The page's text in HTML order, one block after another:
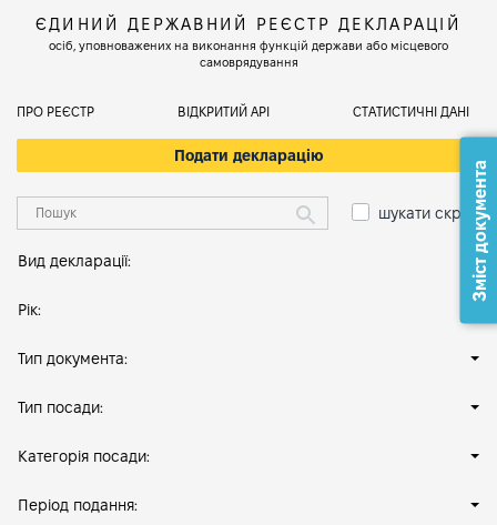
ЄДИНИЙ ДЕРЖАВНИЙ РЕЄСТР ДЕКЛАРАЦІЙ
осіб, уповноважених на виконання функцій держави або місцевого
самоврядування
ПРО РЕЄСТР ВІДКРИТИЙ АРІ СТАТИСТИЧНІ ДАНІ
Подати декларацію
шукати скрізь
Вид декларації:
Рік:
Тип документа:
Тип посади:
Категорія посади:
Період подання:
Зміст документа